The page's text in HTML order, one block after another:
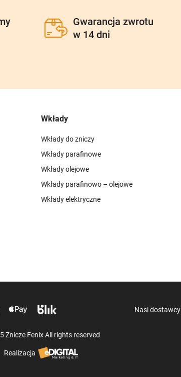
Gwarancja zwrotu
w 14 dni
Wkłady
Wkłady do zniczy
Wkłady parafinowe
Wkłady olejowe
Wkłady parafinowo – olejowe
Wkłady elektryczne
Nasi dostawcy
Znicze Fenix All rights reserved
Realizacja